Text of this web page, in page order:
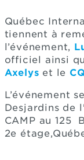
Québec
tiennent à
l’événement,
officiel ainsi
Axelys et le
L’événement
Desjardins de
CAMP au 125
2e